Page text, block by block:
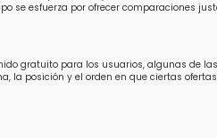
esfuerza por ofrecer comparaciones
gratuito para los usuarios, algunas de
la posición y el orden en que ciertas